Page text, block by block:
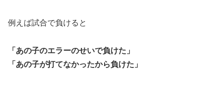
例えば試合で負けると
「あの子のエラーのせいで負けた」
「あの子が打てなかったから負けた」